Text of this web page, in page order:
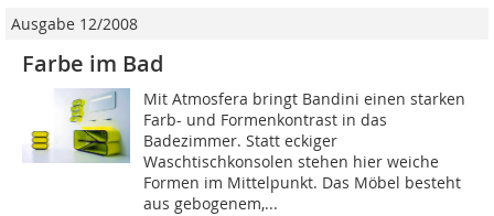
Ausgabe 12/2008
Farbe im Bad
Mit Atmosfera bringt Bandini einen starken
Farb- und Formenkon­trast in das
Badezimmer. Statt eckiger
Waschtischkonsolen stehen hier weiche
Formen im Mittelpunkt. Das Möbel besteht
aus gebogenem,...